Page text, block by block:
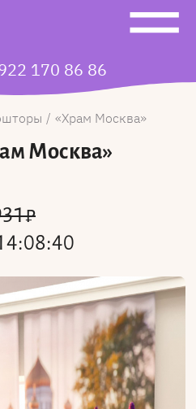
170 86 86
Храм Москва
Москва»
₽